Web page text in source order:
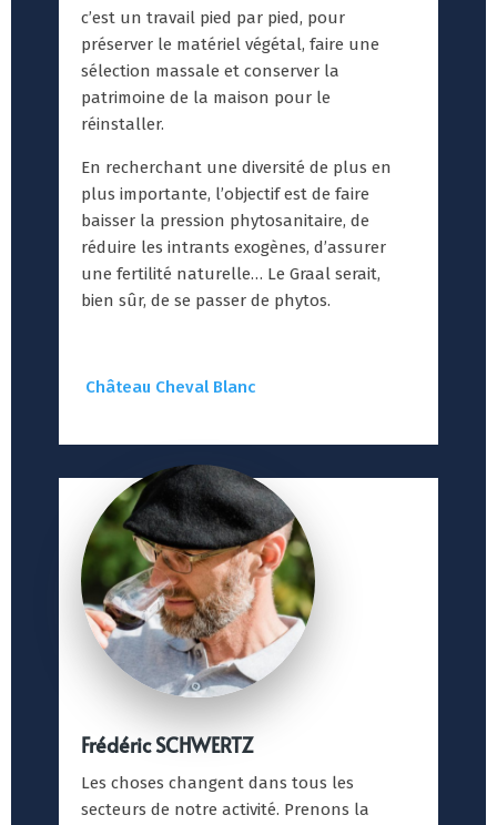
c’est un travail pied par pied, pour
préserver le matériel végétal, faire une
sélection massale et conserver la
patrimoine de la maison pour le
réinstaller.
En recherchant une diversité de plus en
plus importante, l’objectif est de faire
baisser la pression phytosanitaire, de
réduire les intrants exogènes, d’assurer
une fertilité naturelle… Le Graal serait,
bien sûr, de se passer de phytos.
Château Cheval Blanc
Frédéric SCHWERTZ
Les choses changent dans tous les
secteurs de notre activité. Prenons la